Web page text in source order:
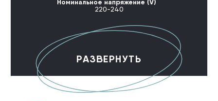
Номинальное напряжение (V)
220-240
РАЗВЕРНУТЬ